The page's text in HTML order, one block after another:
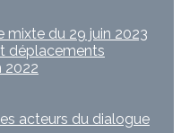
mixte du 29 juin 2023
déplacements
2022
acteurs du dialogue